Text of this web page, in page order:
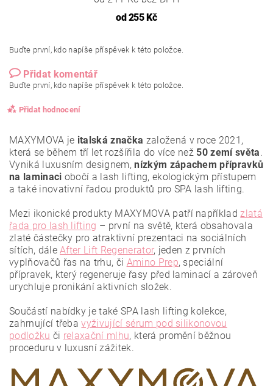
od255 Kč
Buďte první, kdo napíše příspěvek k této položce.
Přidat komentář
Buďte první, kdo napíše příspěvek k této položce.
Přidat hodnocení
osobních údajů.
MAXYMOVA je italská značka založená v roce 2021,
která se během tří let rozšířila do více než 50 zemí světa.
Vyniká luxusním designem,nízkým zápachem přípravků
na laminaci obočí a lash lifting, ekologickým přístupem
a také inovativní řadou produktů pro SPA lash lifting.
Mezi ikonické produkty MAXYMOVA patří napříkladzlatá
řada pro lash lifting – první na světě, která obsahovala
zlaté částečky pro atraktivní prezentaci na sociálních
sítích, dáleAfter Lift Regenerator, jeden z prvních
vyplňovačů řas na trhu, či Amino Prep, speciální
přípravek, který regeneruje řasy před laminací a zároveň
urychluje pronikání aktivních složek.
Součástí nabídky je také SPA lash lifting kolekce,
zahrnující třebavyživující sérum pod silikonovou
podložku či relaxační mlhu, která promění běžnou
proceduru v luxusní zážitek.